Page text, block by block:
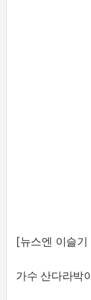
[뉴스엔 이슬기
가수 산다라박